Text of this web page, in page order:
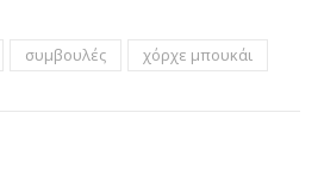
συμβουλές χόρχε μπουκάι